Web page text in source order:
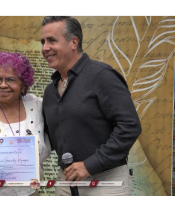
serán seleccionados
que representarán a México en
programado para noviembre en
torneo en Córdoba también
las principales etapas para
nacional.
desempeño que ha tenido México
de artes marciales
el país se ha consolidado como una
del continente americano